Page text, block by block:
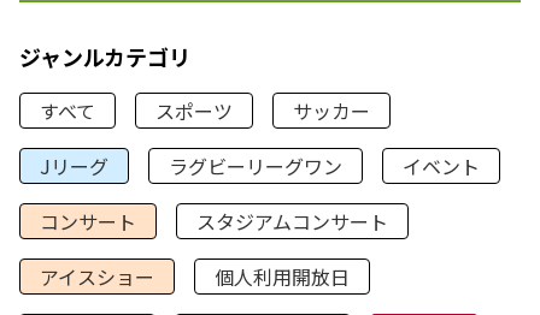
ジャンルカテゴリ
すべて スポーツ
サッカー
Jリーグ
ラグビーリーグワン
イベント
コンサート
スタジアムコンサート
アイスショー
個人利用開放日